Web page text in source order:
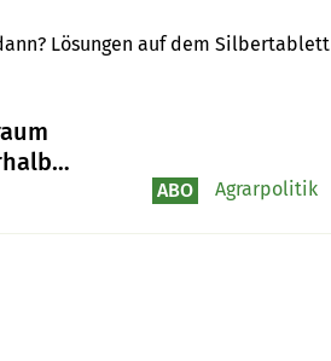
Lösungen auf dem Silbertablett
ABO Agrarpolitik